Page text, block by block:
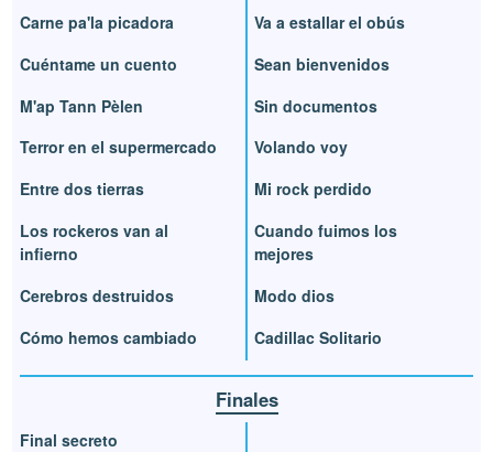
Carne pa'la picadora
Cuéntame un cuento
M'ap Tann Pèlen
Terror en el supermercado
Entre dos tierras
Los rockeros van al
infierno
Cerebros destruidos
Cómo hemos cambiado
Va a estallar el obús
Sean bienvenidos
Sin documentos
Volando voy
Mi rock perdido
Cuando fuimos los
mejores
Modo dios
Cadillac Solitario
Finales
Final secreto